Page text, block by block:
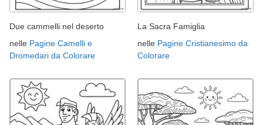
Due cammelli nel deserto
nelle Pagine Camelli e
Dromedari da Colorare
La Sacra Famiglia
nelle Pagine Cristianesimo da
Colorare